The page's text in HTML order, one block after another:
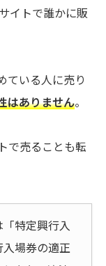
イトで誰かに販
ている人に売り
はありません。
で売ることも転
特定興行入
場券の適正